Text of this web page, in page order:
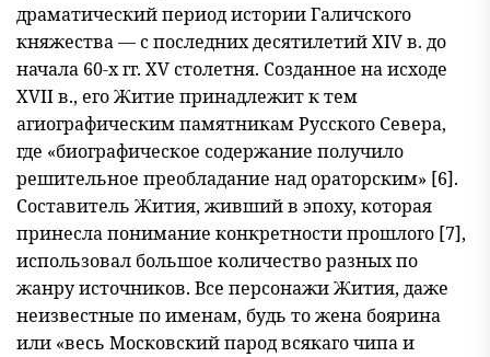
драматический период истории Галичского
княжества — с последних десятилетий XIV в. до
начала 60-х гг. XV столетня. Созданное на исходе
XVII в., его Житие принадлежит к тем
агиографическим памятникам Русского Севера,
где «биографическое содержание получило
решительное преобладание над ораторским» [6].
Составитель Жития, живший в эпоху, которая
принесла понимание конкретности прошлого [7],
использовал большое количество разных по
жанру источников. Все персонажи Жития, даже
неизвестные по именам, будь то жена боярина
или «весь Московский парод всякаго чипа и